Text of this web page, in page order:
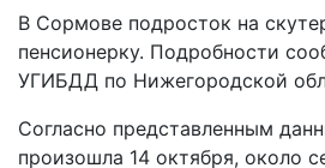
В Сормове подросток на
пенсионерку. Подробности
УГИБДД по Нижегородской
Согласно представленным
произошла 14 октября, около